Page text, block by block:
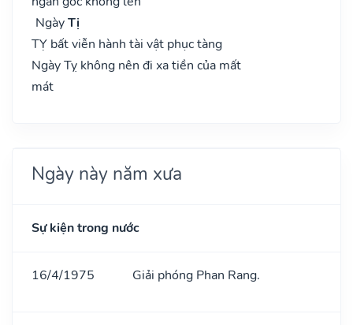
NgàyTị
TỴ bất viễn hành tài vật phục tàng
Ngày Tỵ không nên đi xa tiền của mất
mát
Ngày này năm xưa
Sự kiện trong nước
16/4/1975 Giải phóng Phan Rang.